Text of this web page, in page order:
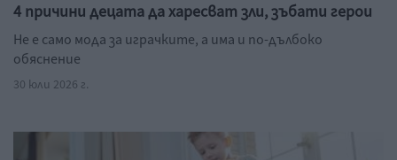
4 причини децата да харесват зли, зъбати герои
Не е само мода за играчките, а има и по-дълбоко
обяснение
30 юли 2026 г.